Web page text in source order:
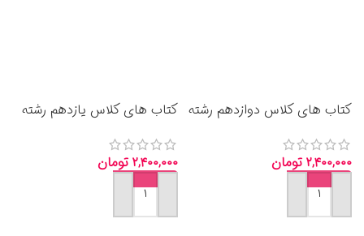
کتاب های کلاس دوازدهم رشته
ارزان
۲,۴۰۰,۰۰۰ تومان
افزودن به سبد خرید
کتاب های کلاس یازدهم رشته
ارزان
۲,۴۰۰,۰۰۰ تومان
افزودن به سبد خرید